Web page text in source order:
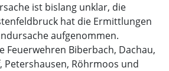
ist bislang unklar, die
hat die Ermittlungen
aufgenommen.
Feuerwehren Biberbach, Dachau,
Petershausen, Röhrmoos und